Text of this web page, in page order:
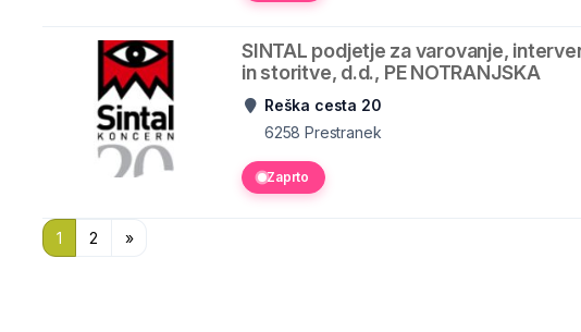
SINTAL podjetje za varovanje,
in storitve, d.d., PE NOTRANJSKA
Reška cesta 20
6258 Prestranek
Zaprto
1 2 »